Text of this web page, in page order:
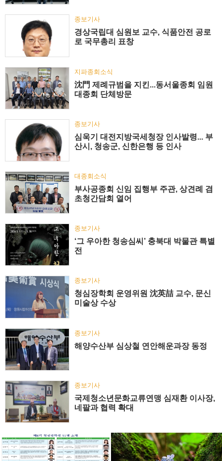
종보기사
경상국립대 심원보 교수, 식품안전 공로
로 국무총리 표창
지파종회소식
沈門 제례규범을 지킨...동서울종회 임원
대종회 단체방문
종보기사
심욱기 대전지방국세청장 인사발령... 부
산시, 청송군, 신한은행 등 인사
대종회소식
부사공종회 신임 집행부 주관, 상견례 겸
초청간담회 열어
종보기사
‘그 우아한 청송심씨’ 충북대 박물관 특별
전
종보기사
청심장학회 운영위원 沈英喆 교수, 문신
미술상 수상
종보기사
해양수산부 심상철 연안해운과장 동정
종보기사
국제청소년문화교류연맹 심재환 이사장,
네팔과 협력 확대